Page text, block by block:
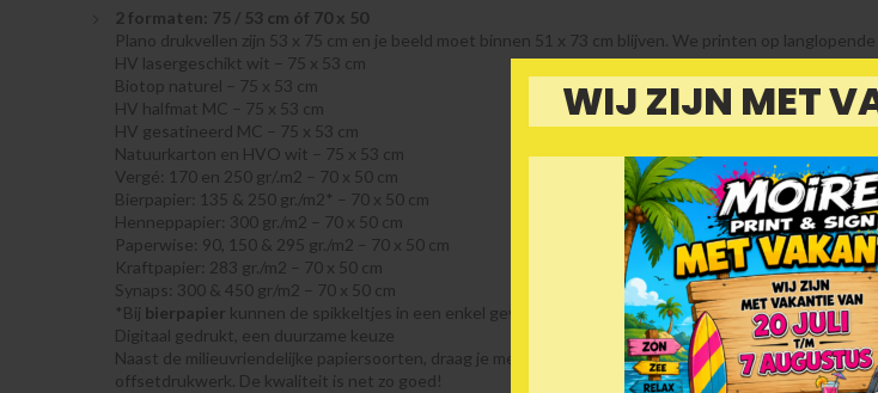
WIJ ZIJN MET
2 formaten: 75 / 53 cm óf 70 x 50
Plano drukvellen zijn 53 x 75 cm en je beeld moet binnen 51 x 73 cm blijven. We printen op
HV lasergeschikt wit – 75 x 53 cm
Biotop naturel – 75 x 53 cm
HV halfmat MC – 75 x 53 cm
HV gesatineerd MC – 75 x 53 cm
Natuurkarton en HVO wit – 75 x 53 cm
Vergé: 170 en 250 gr/.m2 – 70 x 50 cm
Bierpapier: 135 & 250 gr./m2* – 70 x 50 cm
Henneppapier: 300 gr./m2 – 70 x 50 cm
Paperwise: 90, 150 & 295 gr./m2 – 70 x 50 cm
Kraftpapier: 283 gr./m2 – 70 x 50 cm
Synaps: 300 & 450 gr/m2 – 70 x 50 cm
*Bij bierpapier kunnen de spikkeltjes in een enkel geval invloed hebben op de print, al is dat natuurlijk
Digitaal gedrukt, een duurzame keuze
Naast de milieuvriendelijke papiersoorten, draag je met digitaal drukken ook op een andere manier bij
offsetdrukwerk. De kwaliteit is net zo goed!